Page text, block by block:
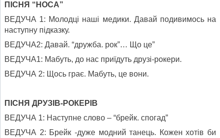
ПІСНЯ “НОСА”
ВЕДУЧА 1: Молодці наші медики. Давай подивимось на
наступну підказку.
ВЕДУЧА2: Давай. “дружба. рок”… Що це”
ВЕДУЧА1: Мабуть, до нас приїдуть друзі-рокери.
ВЕДУЧА 2: Щось грає. Мабуть, це вони.
ПІСНЯ ДРУЗІВ-РОКЕРІВ
ВЕДУЧА 1: Наступне слово – “брейк. спогад”
ВЕДУЧА 2: Брейк -дуже модний танець. Кожен хотів би